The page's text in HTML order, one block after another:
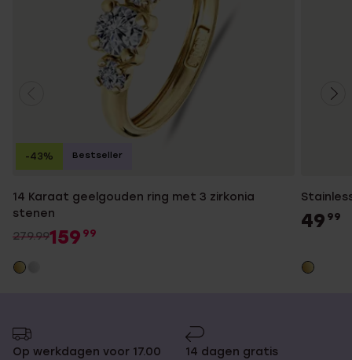
14 Karaat geelgouden ring met 3 zirkonia
stenen
279.99159 99
-43% Bestseller
49 99
Op werkdagen voor 17.00
14 dagen gratis